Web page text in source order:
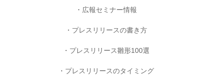
広報セミナー情報
プレスリリースの書き方
プレスリリース雛形100選
プレスリリースのタイミング